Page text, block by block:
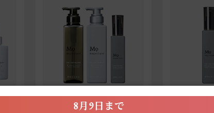
セット商品8月9日まで